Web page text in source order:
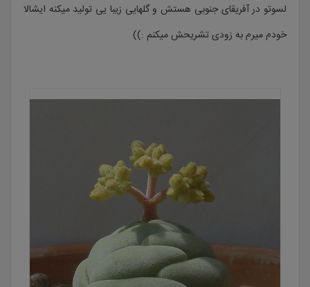
لسوتو در آفریقای جنوبی هستش و گلهایی زیبا یی تولید میکنه ایشالا
خودم میرم به زودی تشریحش میکنم :))